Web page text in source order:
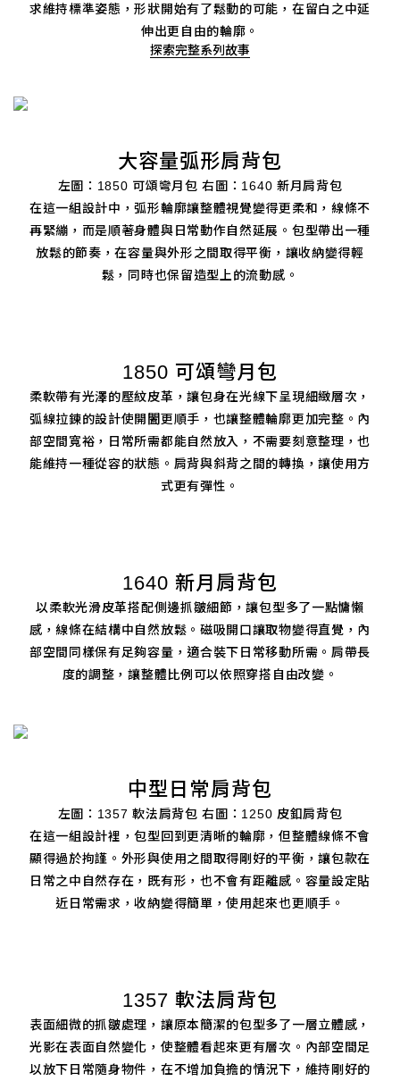
求維持標準姿態，形狀開始有了鬆動的可能，在留白之中延
伸出更自由的輪廓。
探索完整系列故事
大容量弧形肩背包
左圖：1850 可頌彎月包 右圖：1640 新月肩背包
在這一組設計中，弧形輪廓讓整體視覺變得更柔和，線條不
再緊繃，而是順著身體與日常動作自然延展。包型帶出一種
放鬆的節奏，在容量與外形之間取得平衡，讓收納變得輕
鬆，同時也保留造型上的流動感。
1850 可頌彎月包
柔軟帶有光澤的壓紋皮革，讓包身在光線下呈現細緻層次，
弧線拉鍊的設計使開闔更順手，也讓整體輪廓更加完整。內
部空間寬裕，日常所需都能自然放入，不需要刻意整理，也
能維持一種從容的狀態。肩背與斜背之間的轉換，讓使用方
式更有彈性。
1640 新月肩背包
以柔軟光滑皮革搭配側邊抓皺細節，讓包型多了一點慵懶
感，線條在結構中自然放鬆。磁吸開口讓取物變得直覺，內
部空間同樣保有足夠容量，適合裝下日常移動所需。肩帶長
度的調整，讓整體比例可以依照穿搭自由改變。
中型日常肩背包
左圖：1357 軟法肩背包 右圖：1250 皮釦肩背包
在這一組設計裡，包型回到更清晰的輪廓，但整體線條不會
顯得過於拘謹。外形與使用之間取得剛好的平衡，讓包款在
日常之中自然存在，既有形，也不會有距離感。容量設定貼
近日常需求，收納變得簡單，使用起來也更順手。
1357 軟法肩背包
表面細微的抓皺處理，讓原本簡潔的包型多了一層立體感，
光影在表面自然變化，使整體看起來更有層次。內部空間足
以放下日常隨身物件，在不增加負擔的情況下，維持剛好的